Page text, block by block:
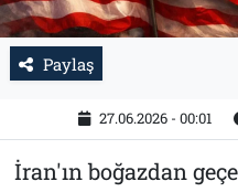
Paylaş
27.06.2026 - 00:01
İran'ın boğazdan